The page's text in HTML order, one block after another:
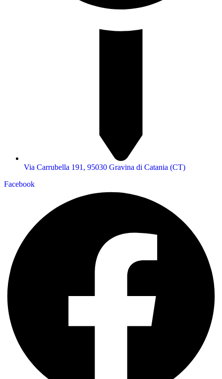
Via Carrubella 191, 95030 Gravina di Catania (CT)
Facebook